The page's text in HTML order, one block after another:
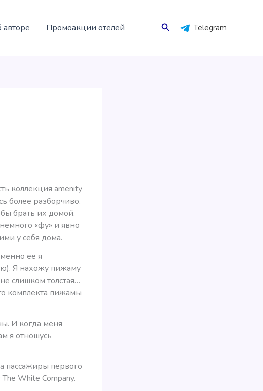
авторе Промоакции отелей Поиск Telegram
коллекция amenity
более разборчиво.
брать их домой.
«фу» и явно
у себя дома.
ее я
Я нахожу пижаму
слишком толстая…
комплекта пижамы
И когда меня
я отношусь
пассажиры первого
White Company.